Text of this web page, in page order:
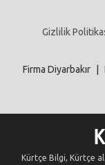
Gizlilik
Firma Diyarbakır
Kürtçe Bilgi, Kürtçe